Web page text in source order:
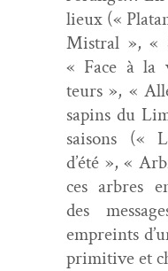
lieux («
Mis­tral », «
« Face à la
teurs », «
sap­ins du
saisons («
d’été », «
ces arbres
des
empreints
prim­i­tive et